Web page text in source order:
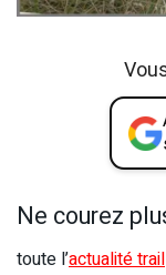
Ne courez
toute l’actualité trail